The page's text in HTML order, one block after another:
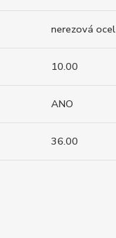
nerezová ocel
10.00
ANO
36.00